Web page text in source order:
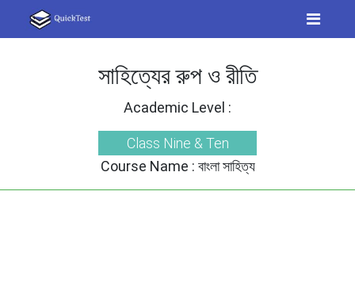
সাহিত্যের রুপ ও রীতি
Academic Level :
Class Nine & Ten
Course Name : বাংলা সাহিত্য